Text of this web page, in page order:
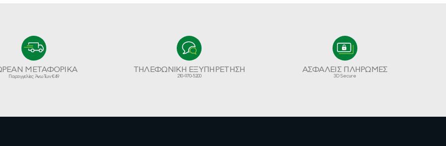
ΜΕΤΑΦΟΡΙΚΑ
Παραγγελίες Άνω Των €49
ΤΗΛΕΦΩΝΙΚΗ ΕΞΥΠΗΡΕΤΗΣΗ
210-970-5200
ΑΣΦΑΛΕΙΣ ΠΛΗΡΩΜΕΣ
3D Secure